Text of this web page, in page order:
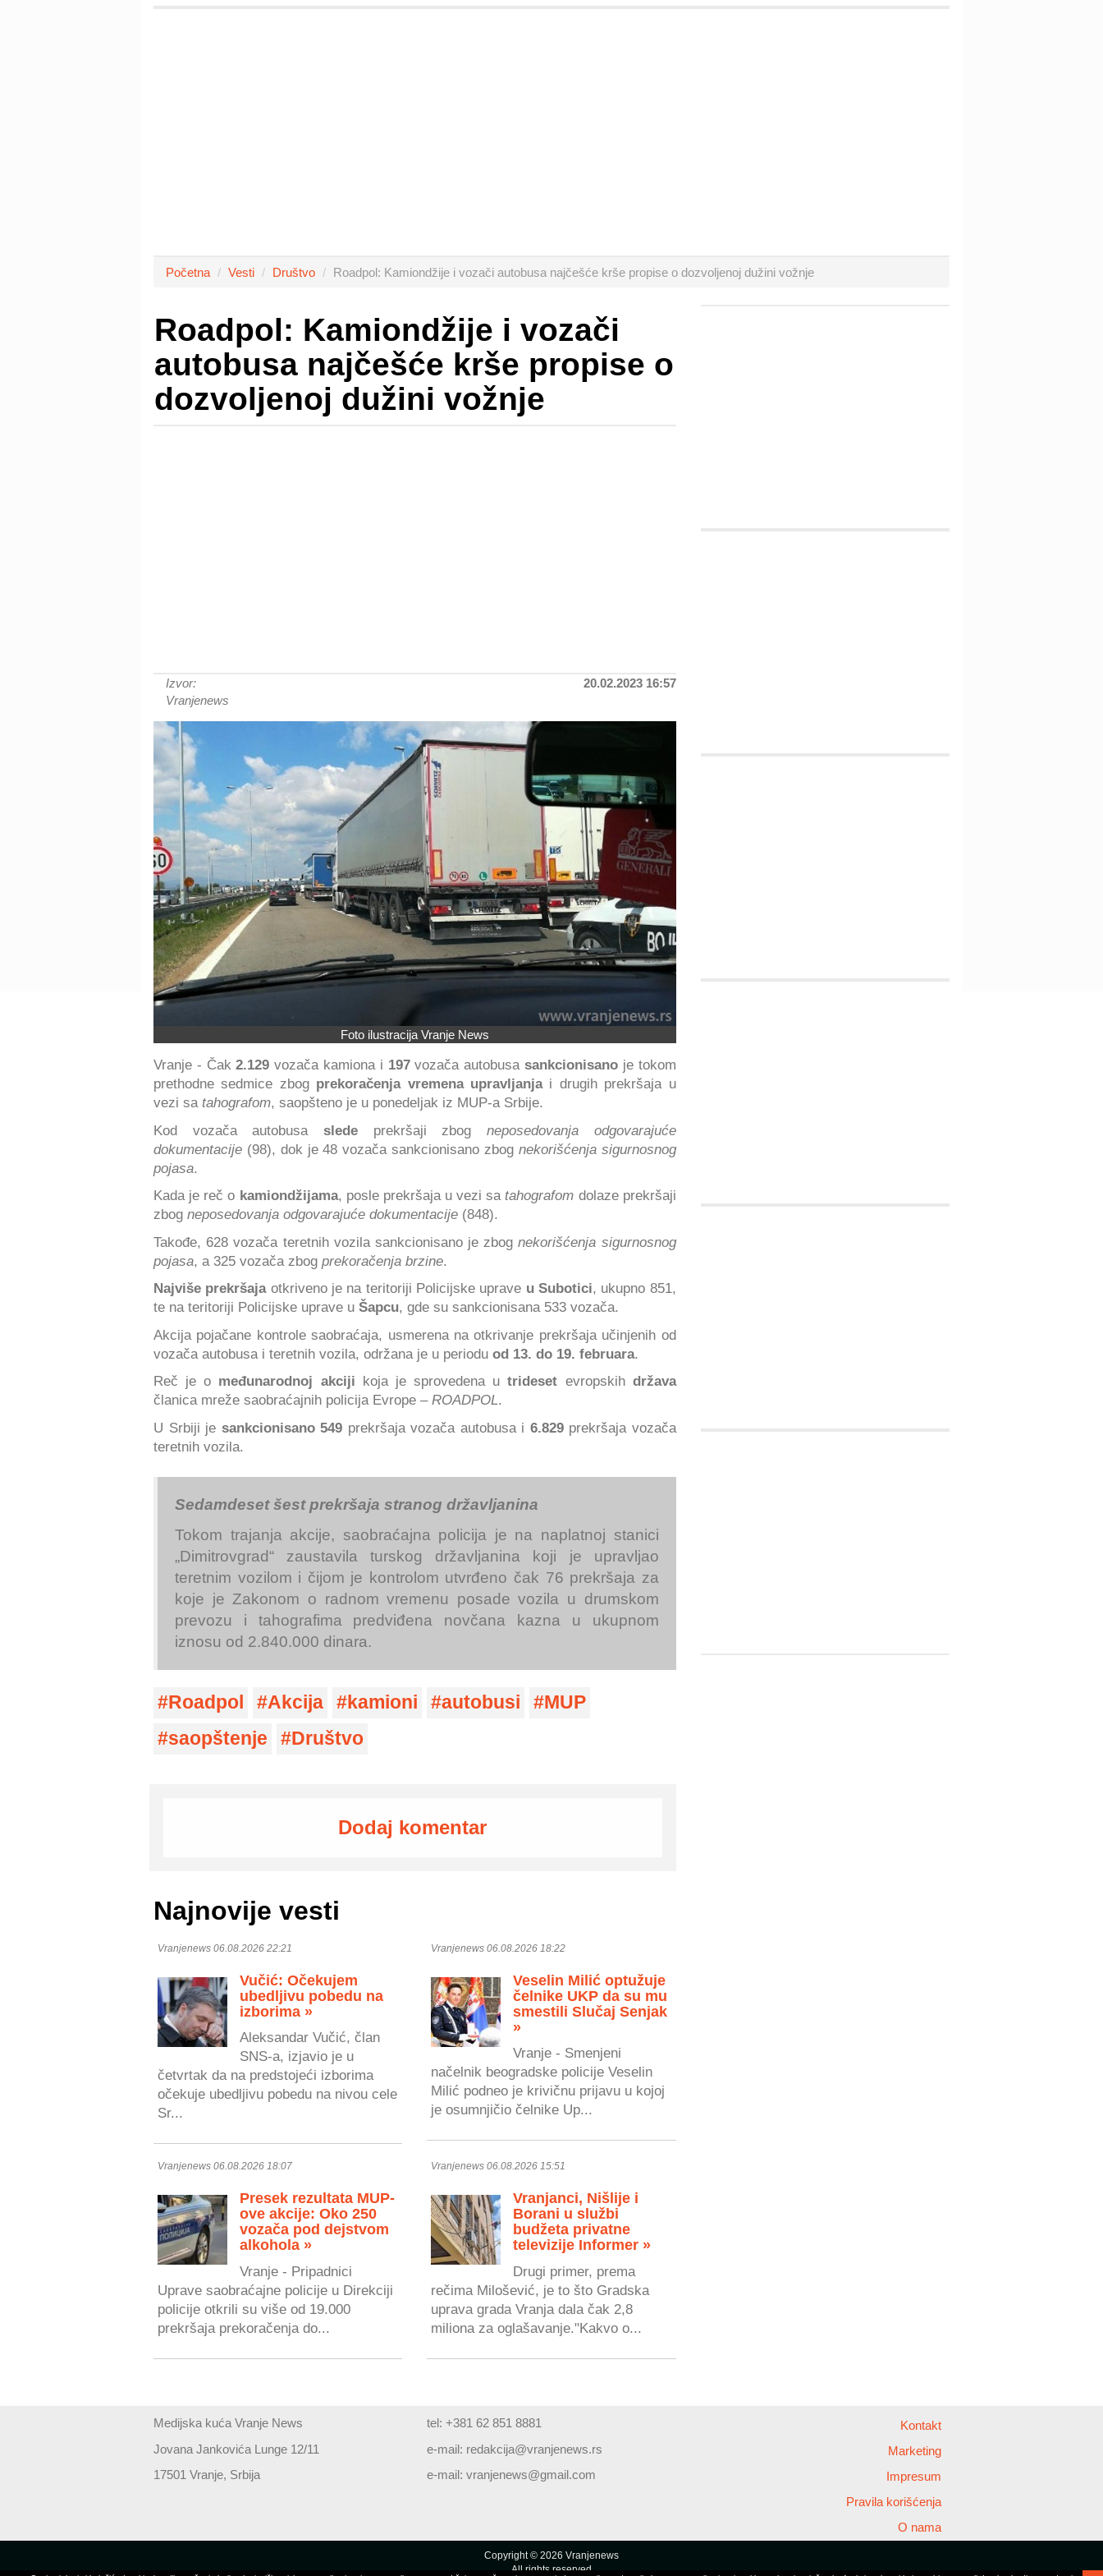
Početna Vesti Društvo Roadpol: Kamiondžije i vozači autobusa najčešće krše propise o dozvoljenoj dužini vožnje
Roadpol: Kamiondžije i vozači
autobusa najčešće krše propise o
dozvoljenoj dužini vožnje
Izvor:
Vranjenews
20.02.2023 16:57
Foto ilustracija Vranje News
Vranje - Čak2.129vozača kamiona i 197vozača autobusasankcionisano je tokom
prethodne sedmice zbog prekoračenja vremena upravljanjai drugih prekršaja u
vezi sa tahografom, saopšteno je u ponedeljak iz MUP-a Srbije.
Kod vozača autobusa slede prekršaji zbogneposedovanja odgovarajuće
dokumentacije (98), dok je 48 vozača sankcionisano zbog nekorišćenja sigurnosnog
pojasa.
Kada je reč o kamiondžijama, posle prekršaja u vezi satahografom dolaze prekršaji
zbog neposedovanja odgovarajuće dokumentacije (848).
Takođe, 628 vozača teretnih vozila sankcionisano je zbognekorišćenja sigurnosnog
pojasa, a 325 vozača zbog prekoračenja brzine.
Najviše prekršajaotkriveno je na teritoriji Policijske uprave u Subotici, ukupno 851,
te na teritoriji Policijske uprave u Šapcu, gde su sankcionisana 533 vozača.
Akcija pojačane kontrole saobraćaja, usmerena na otkrivanje prekršaja učinjenih od
vozača autobusa i teretnih vozila, održana je u periodu od 13. do 19. februara.
Reč je o međunarodnoj akciji koja je sprovedena u trideset evropskihdržava
članica mreže saobraćajnih policija Evrope – ROADPOL.
U Srbiji je sankcionisano 549 prekršaja vozača autobusa i 6.829 prekršaja vozača
teretnih vozila.
Sedamdeset šest prekršaja stranog državljanina
Tokom trajanja akcije, saobraćajna policija je na naplatnoj stanici
„Dimitrovgrad“ zaustavila turskog državljanina koji je upravljao
teretnim vozilom i čijom je kontrolom utvrđeno čak 76 prekršaja za
koje je Zakonom o radnom vremenu posade vozila u drumskom
prevozu i tahografima predviđena novčana kazna u ukupnom
iznosu od 2.840.000 dinara.
Roadpol Akcija kamioni autobusi
MUP
saopštenje
Društvo
Dodaj komentar
Najnovije vesti
Vranjenews 06.08.2026 22:21
Vučić: Očekujem
ubedljivu pobedu na
izborima »
Aleksandar Vučić, član
SNS-a, izjavio je u
četvrtak da na predstojeći izborima
očekuje ubedljivu pobedu na nivou cele
Sr...
Vranjenews 06.08.2026 18:22
Veselin Milić optužuje
čelnike UKP da su mu
smestili Slučaj Senjak
»
Vranje - Smenjeni
načelnik beogradske policije Veselin
Milić podneo je krivičnu prijavu u kojoj
je osumnjičio čelnike Up...
Vranjenews 06.08.2026 18:07
Presek rezultata MUP-
ove akcije: Oko 250
vozača pod dejstvom
alkohola »
Vranje - Pripadnici
Uprave saobraćajne policije u Direkciji
policije otkrili su više od 19.000
prekršaja prekoračenja do...
Vranjenews 06.08.2026 15:51
Vranjanci, Nišlije i
Borani u službi
budžeta privatne
televizije Informer »
Drugi primer, prema
rečima Milošević, je to što Gradska
uprava grada Vranja dala čak 2,8
miliona za oglašavanje."Kakvo o...
Medijska kuća Vranje News
Jovana Jankovića Lunge 12/11
17501 Vranje, Srbija
tel: +381 62 851 8881
e-mail: redakcija@vranjenews.rs
e-mail:vranjenews@gmail.com
Kontakt
Marketing
Impresum
Pravila korišćenja
O nama
Copyright © 2026 Vranjenews
All rights reserved